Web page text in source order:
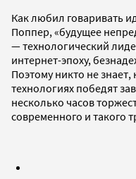
Как любил говаривать
Поппер, «будущее
— технологический
интернет-эпоху,
Поэтому никто не
технологиях победят
несколько часов
современного и такого